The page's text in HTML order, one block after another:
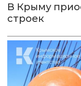
В Крыму
строек